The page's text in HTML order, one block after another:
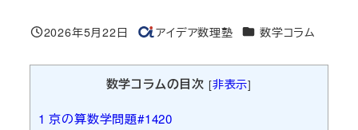
投稿日
2026年5月22日
著
アイデア数理塾 カテゴリー
数学コラム
数学コラムの目次 [非表示]
1 京の算数学問題#1420